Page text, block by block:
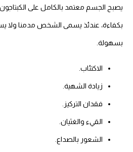
يصبح الجسم معتمد بالكامل على الكبتاجون
بكفاءة، عندئذ يسمى الشخص مدمنا ولا
بسهولة.
الاكتئاب.
زيادة الشهية.
فقدان التركيز.
القيء والغثيان.
الشعور بالصداع.